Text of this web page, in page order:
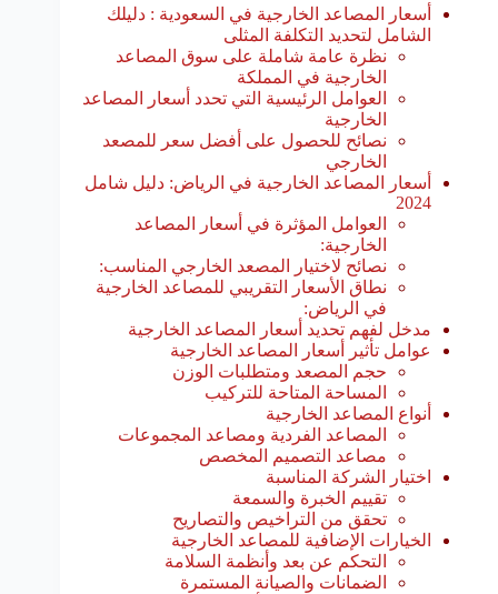
أسعار المصاعد الخارجية في السعودية : دليلك
الشامل لتحديد التكلفة المثلى
نظرة عامة شاملة على سوق المصاعد
الخارجية في المملكة
العوامل الرئيسية التي تحدد أسعار المصاعد
الخارجية
نصائح للحصول على أفضل سعر للمصعد
الخارجي
أسعار المصاعد الخارجية في الرياض: دليل شامل
2024
العوامل المؤثرة في أسعار المصاعد
الخارجية:
نصائح لاختيار المصعد الخارجي المناسب:
نطاق الأسعار التقريبي للمصاعد الخارجية
في الرياض:
مدخل لفهم تحديد أسعار المصاعد الخارجية
عوامل تأثير أسعار المصاعد الخارجية
حجم المصعد ومتطلبات الوزن
المساحة المتاحة للتركيب
أنواع المصاعد الخارجية
المصاعد الفردية ومصاعد المجموعات
مصاعد التصميم المخصص
اختيار الشركة المناسبة
تقييم الخبرة والسمعة
تحقق من التراخيص والتصاريح
الخيارات الإضافية للمصاعد الخارجية
التحكم عن بعد وأنظمة السلامة
الضمانات والصيانة المستمرة